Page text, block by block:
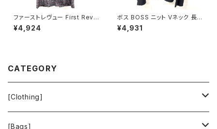
ファーストレヴュー First Revu
e 半袖ワンピース フリンジ バッ
クファスナー ポケット ヴィンテ
¥4,924
ボス BOSS ニット Vネック 長袖
無地 黒 900701
¥4,931
CATEGORY
[Clothing]
Krochet Kids International
[Bags]